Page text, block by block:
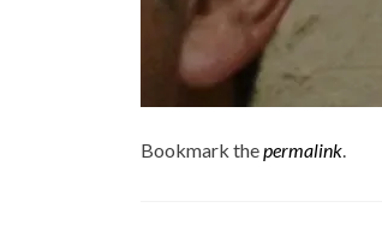
Bookmark thepermalink.